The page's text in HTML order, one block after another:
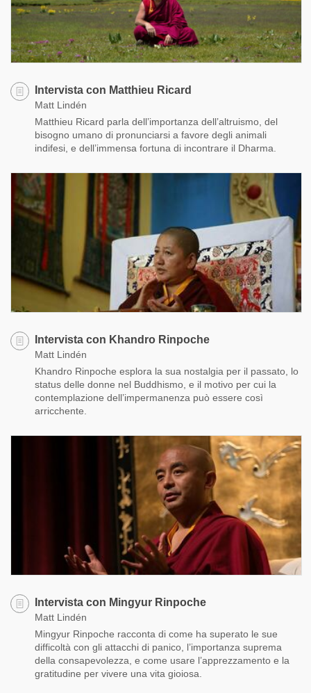
Intervista con Matthieu Ricard
Matt Lindén
Matthieu Ricard parla dell’importanza dell’altruismo, del
bisogno umano di pronunciarsi a favore degli animali
indifesi, e dell’immensa fortuna di incontrare il Dharma.
Intervista con Khandro Rinpoche
Matt Lindén
Khandro Rinpoche esplora la sua nostalgia per il passato, lo
status delle donne nel Buddhismo, e il motivo per cui la
contemplazione dell’impermanenza può essere così
arricchente.
Intervista con Mingyur Rinpoche
Matt Lindén
Mingyur Rinpoche racconta di come ha superato le sue
difficoltà con gli attacchi di panico, l’importanza suprema
della consapevolezza, e come usare l’apprezzamento e la
gratitudine per vivere una vita gioiosa.